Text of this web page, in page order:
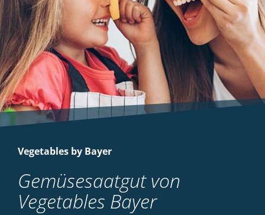
Vegetables by Bayer
Gemüsesaatgut von
Vegetables Bayer